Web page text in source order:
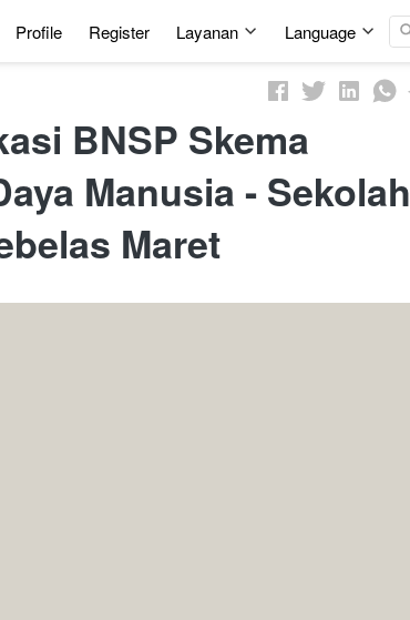
Profile Register Layanan Language
BNSP Skema
Manusia - Sekolah
Maret